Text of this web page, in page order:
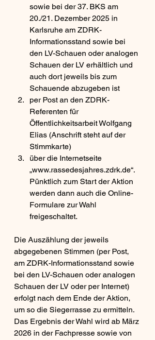
sowie bei der 37. BKS am
20./21. Dezember 2025 in
Karlsruhe am ZDRK-
Informationsstand sowie bei
den LV-Schauen oder analogen
Schauen der LV erhältlich und
auch dort jeweils bis zum
Schauende abzugeben ist
per Post an den ZDRK-
Referenten für
Öffentlichkeitsarbeit Wolfgang
Elias (Anschrift steht auf der
Stimmkarte)
über die Internetseite
„www.rassedesjahres.zdrk.de“.
Pünktlich zum Start der Aktion
werden dann auch die Online-
Formulare zur Wahl
freigeschaltet.
Die Auszählung der jeweils
abgegebenen Stimmen (per Post,
am ZDRK-Informationsstand sowie
bei den LV-Schauen oder analogen
Schauen der LV oder per Internet)
erfolgt nach dem Ende der Aktion,
um so die Siegerrasse zu ermitteln.
Das Ergebnis der Wahl wird ab März
2026 in der Fachpresse sowie von